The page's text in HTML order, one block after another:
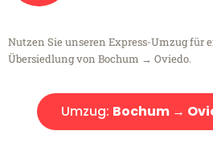
Nutzen Sie unseren Express-Umzug für
Übersiedlung von Bochum → Oviedo.
Umzug: Bochum →